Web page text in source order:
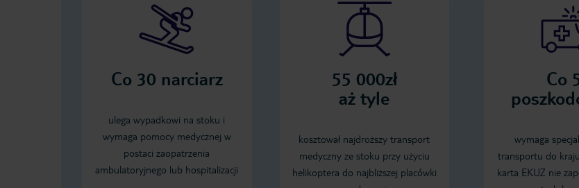
Co 30 narciarz
ulega wypadkowi na stoku i
wymaga pomocy medycznej w
postaci zaopatrzenia
ambulatoryjnego lub hospitalizacji
55 000zł
aż tyle
kosztował najdroższy transport
medyczny ze stoku przy użyciu
helikoptera do najbliższej placówki
Co
wymaga
transportu do
karta EKUZ nie